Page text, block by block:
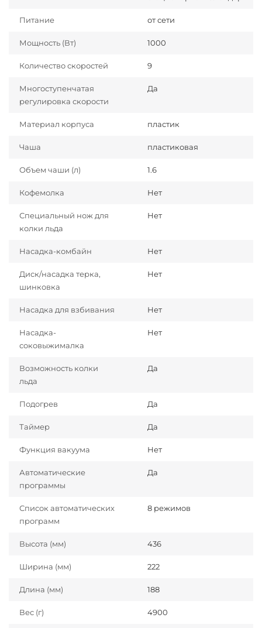
Питание от сети
Мощность (Вт) 1000
Количество скоростей 9
Многоступенчатая
регулировка скорости
Да
Материал корпуса пластик
Чаша пластиковая
Объем чаши (л) 1.6
Кофемолка Нет
Специальный нож для
колки льда
Нет
Насадка-комбайн Нет
Диск/насадка терка,
шинковка
Нет
Насадка для взбивания Нет
Насадка-
соковыжималка
Нет
Возможность колки
льда
Да
Подогрев Да
Таймер Да
Функция вакуума Нет
Автоматические
программы
Да
Список автоматических
программ
8 режимов
Высота (мм) 436
Ширина (мм) 222
Длина (мм) 188
Вес (г) 4900